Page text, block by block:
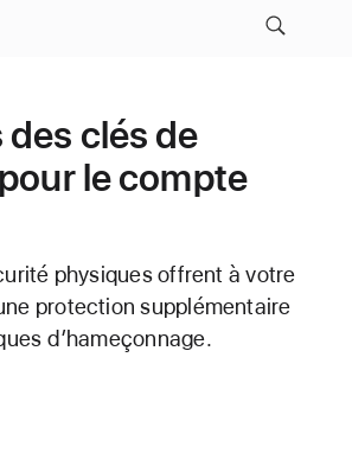
clés de
le compte
physiques offrent à votre
protection supplémentaire
d’hameçonnage.